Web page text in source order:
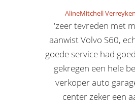
AlineMitchell Verreyken
'zeer tevreden met
aanwist Volvo S60,
goede service had
gekregen een hele
verkoper auto
center zeker een